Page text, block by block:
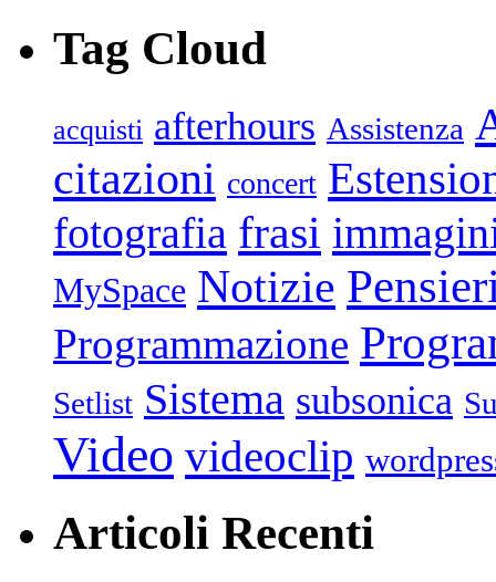
Tag Cloud
acquisti afterhours Assistenza
citazioni concert
fotografia frasi
MySpace Notizie
Programmazione
Setlist Sistema subsonica
Video videoclip
Articoli Recenti